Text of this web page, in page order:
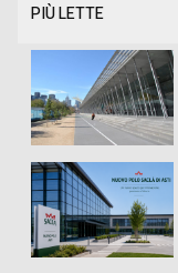
PIÙ LETTE